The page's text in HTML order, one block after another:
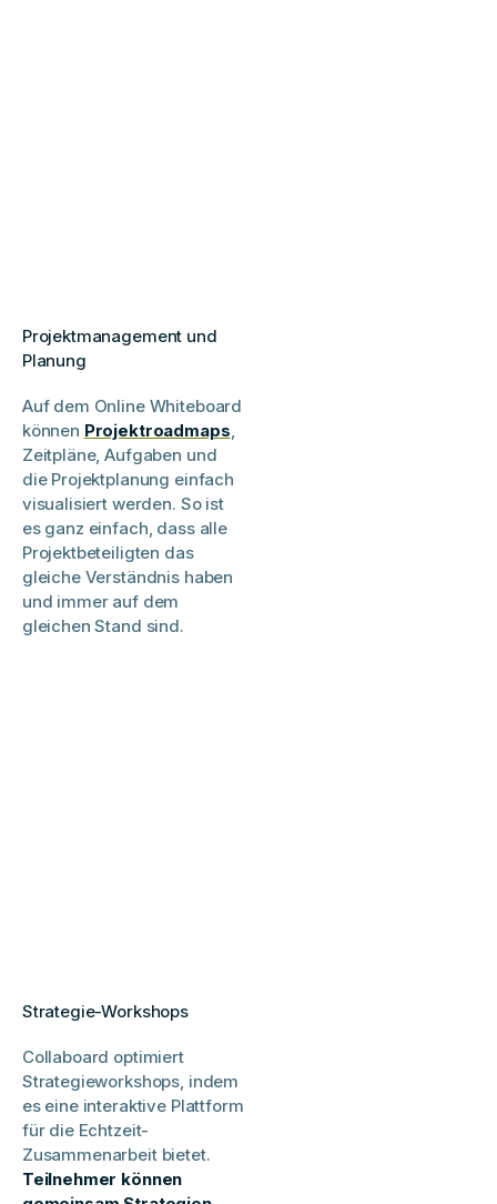
Projektmanagement und
Planung
Auf dem Online Whiteboard
können Projektroadmaps,
Zeitpläne, Aufgaben und
die Projektplanung einfach
visualisiert werden. So ist
es ganz einfach, dass alle
Projektbeteiligten das
gleiche Verständnis haben
und immer auf dem
gleichen Stand sind.
Strategie-Workshops
Collaboard optimiert
Strategieworkshops, indem
es eine interaktive Plattform
für die Echtzeit-
Zusammenarbeit bietet.
Teilnehmer können